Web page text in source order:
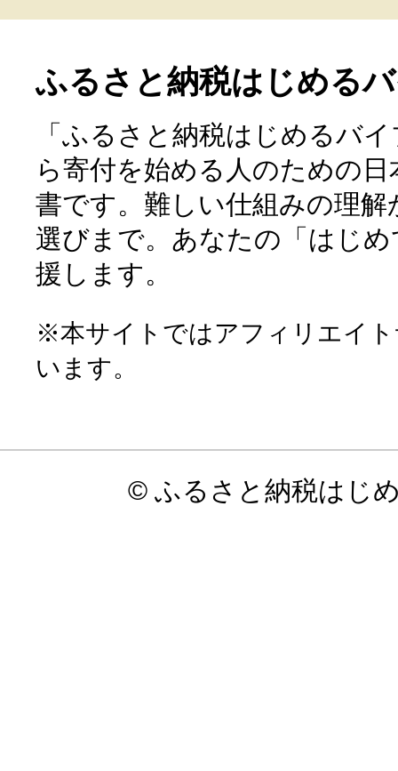
ふるさと納税はじめる
「ふるさと納税はじめるバ
ら寄付を始める人のための
書です。難しい仕組みの理
選びまで。あなたの「はじ
援します。
※本サイトではアフィリエイ
います。
© ふるさと納税はじ